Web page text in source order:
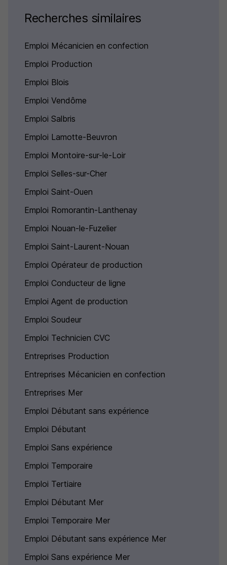
Recherches similaires
Emploi Mécanicien en confection
Emploi Production
Emploi Blois
Emploi Vendôme
Emploi Salbris
Emploi Lamotte-Beuvron
Emploi Montoire-sur-le-Loir
Emploi Selles-sur-Cher
Emploi Saint-Ouen
Emploi Romorantin-Lanthenay
Emploi Nouan-le-Fuzelier
Emploi Saint-Laurent-Nouan
Emploi Opérateur de production
Emploi Conducteur de ligne
Emploi Agent de production
Emploi Soudeur
Emploi Technicien CVC
Entreprises Production
Entreprises Mécanicien en confection
Entreprises Mer
Emploi Débutant sans expérience
Emploi Débutant
Emploi Sans expérience
Emploi Temporaire
Emploi Tertiaire
Emploi Débutant Mer
Emploi Temporaire Mer
Emploi Débutant sans expérience Mer
Emploi Sans expérience Mer